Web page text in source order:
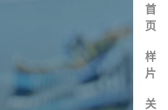
首
页
样
片
关